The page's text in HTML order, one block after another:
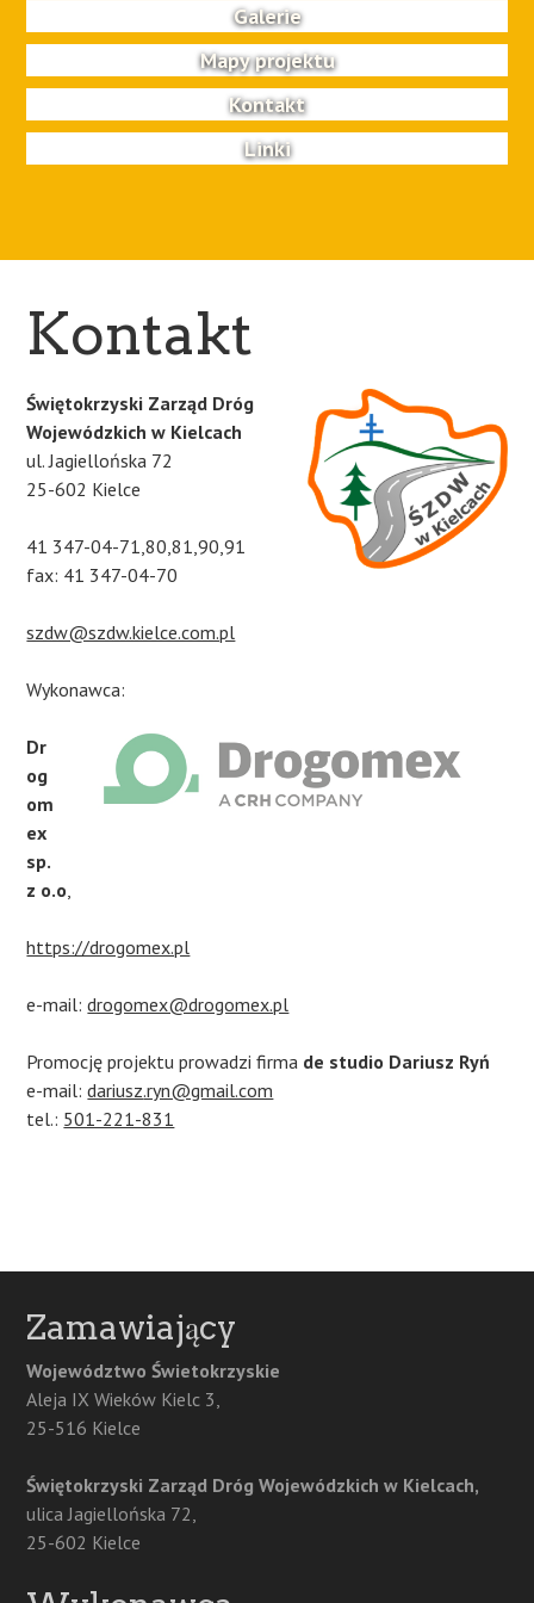
Galerie
Mapy projektu
Kontakt
Linki
Kontakt
Świętokrzyski Zarząd Dróg
Wojewódzkich w Kielcach
ul. Jagiellońska 72
25-602 Kielce
41 347-04-71,80,81,90,91
fax: 41 347-04-70
szdw@szdw.kielce.com.pl
Wykonawca:
Dr
og
om
ex
sp.
z o.o
https://drogomex.pl
e-mail:drogomex@drogomex.pl
Promocję projektu prowadzi firma de studio Dariusz Ryń
e-mail:dariusz.ryn@gmail.com
tel.: 501-221-831
Zamawiający
Województwo Świetokrzyskie
Aleja IX Wieków Kielc 3,
25-516 Kielce
Świętokrzyski Zarząd Dróg Wojewódzkich w Kielcach,
ulica Jagiellońska 72,
25-602 Kielce